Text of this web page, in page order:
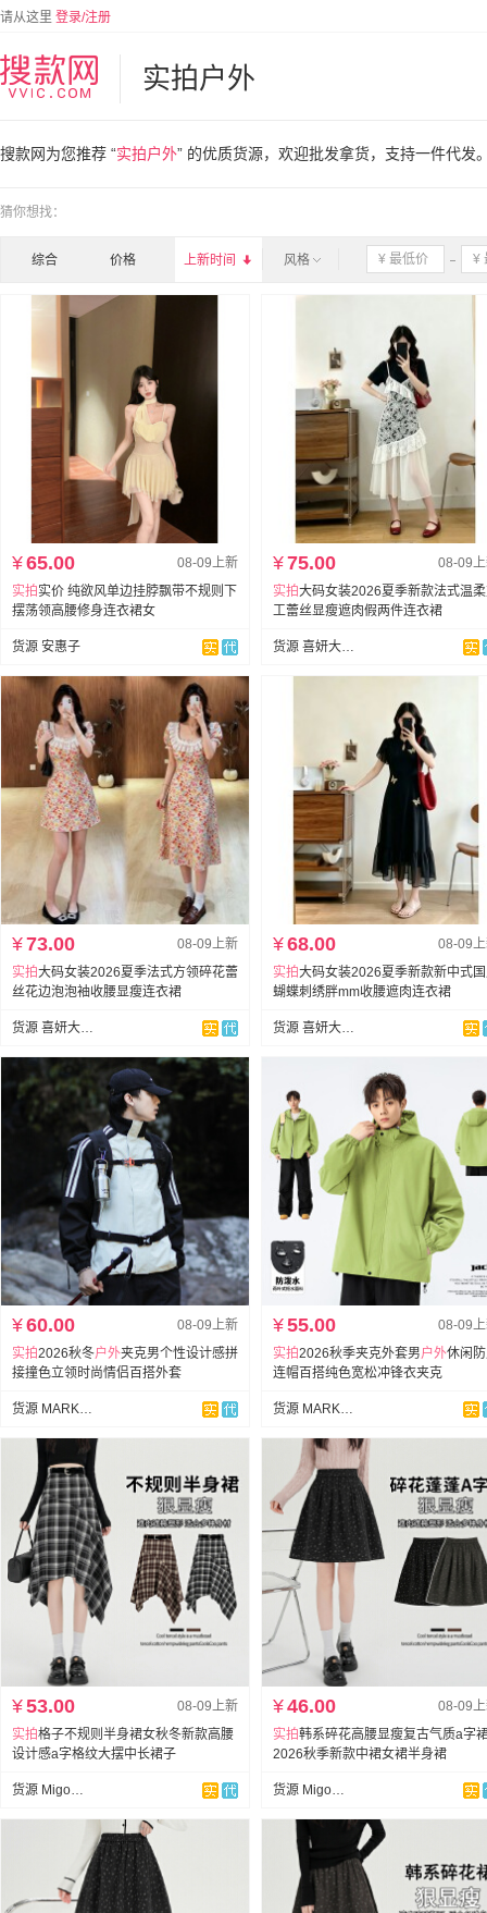
请从这里 登录/注册
实拍户外
搜款网为您推荐 “实拍户外” 的优质货源，欢迎批发拿货，支持一件代发
猜你想找：
综合 价格 上新时间  风格
08-09上新
¥65.00
实拍实价 纯欲风单边挂脖飘带不规则下
摆荡领高腰修身连衣裙女
货源 安惠子
08-09
¥75.00
实拍大码女装2026夏季新款法式温
工蕾丝显瘦遮肉假两件连衣裙
货源 喜妍大码女装
08-09上新
¥73.00
实拍大码女装2026夏季法式方领碎花蕾
丝花边泡泡袖收腰显瘦连衣裙
货源 喜妍大码女装
08-09
¥68.00
实拍大码女装2026夏季新款新中式
蝴蝶刺绣胖mm收腰遮肉连衣裙
货源 喜妍大码女装
08-09上新
¥60.00
实拍2026秋冬户外夹克男个性设计感拼
接撞色立领时尚情侣百搭外套
货源 MARK跨境外贸
08-09
¥55.00
实拍2026秋季夹克外套男户外休闲
连帽百搭纯色宽松冲锋衣夹克
货源 MARK跨境外贸
08-09上新
¥53.00
实拍格子不规则半身裙女秋冬新款高腰
设计感a字格纹大摆中长裙子
货源 Migo小米果
08-09
¥46.00
实拍韩系碎花高腰显瘦复古气质a字
2026秋季新款中裙女裙半身裙
货源 Migo小米果